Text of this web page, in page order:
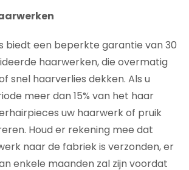
biedt een beperkte garantie van 30
haarwerken, die overmatig
snel haarverlies dekken. Als u
meer dan 15% van het haar
uw haarwerk of pruik
Houd er rekening mee dat
naar de fabriek is verzonden, er
enkele maanden zal zijn voordat